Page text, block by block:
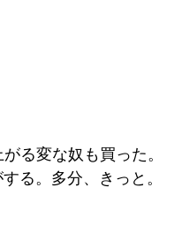
る変な奴も買った。
る。多分、きっと。